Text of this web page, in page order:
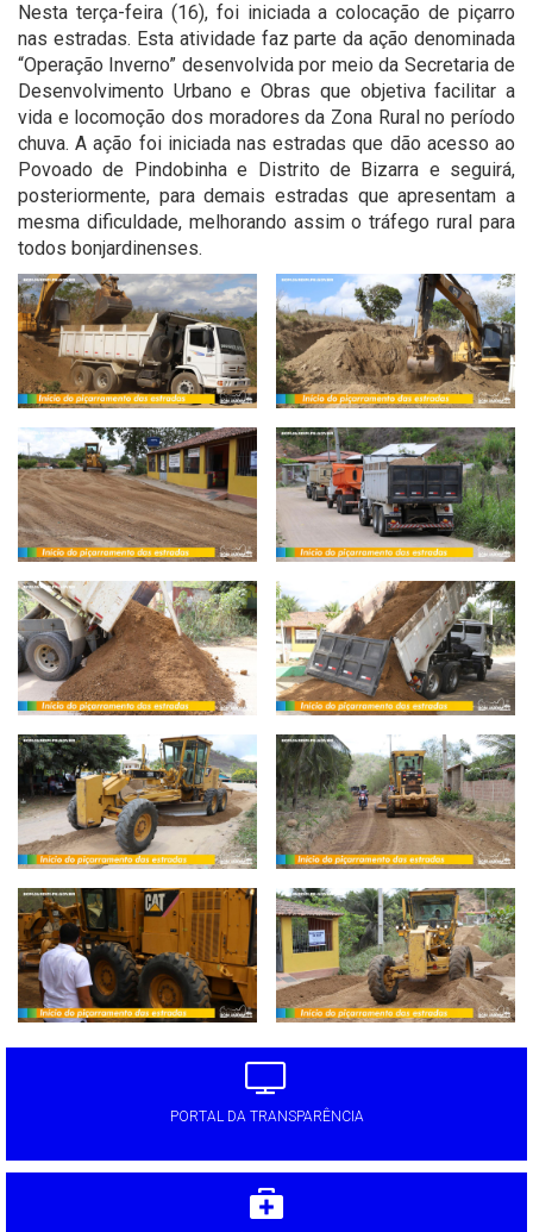
Nesta terça-feira (16), foi iniciada a colocação de piçarro
nas estradas. Esta atividade faz parte da ação denominada
“Operação Inverno” desenvolvida por meio da Secretaria de
Desenvolvimento Urbano e Obras que objetiva facilitar a
vida e locomoção dos moradores da Zona Rural no período
chuva. A ação foi iniciada nas estradas que dão acesso ao
Povoado de Pindobinha e Distrito de Bizarra e seguirá,
posteriormente, para demais estradas que apresentam a
mesma dificuldade, melhorando assim o tráfego rural para
todos bonjardinenses.
PORTAL DA TRANSPARÊNCIA